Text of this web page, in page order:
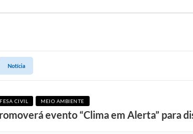
Chamamentos
Esporte
Notícia
CIVIL MEIO AMBIENTE
evento “Clima em Alerta” para